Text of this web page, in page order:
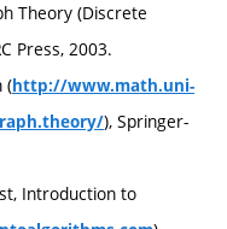
Theory (Discrete
Press, 2003.
(http://www.math.uni-
), Springer-
Introduction to